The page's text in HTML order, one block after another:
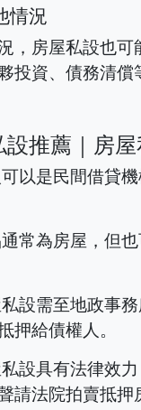
情況
，房屋私設也可
投資、債務清償
推薦｜房
以是民間借貸
常為房屋，但
設需至地政事
押給債權人。
設具有法律效
請法院拍賣抵押